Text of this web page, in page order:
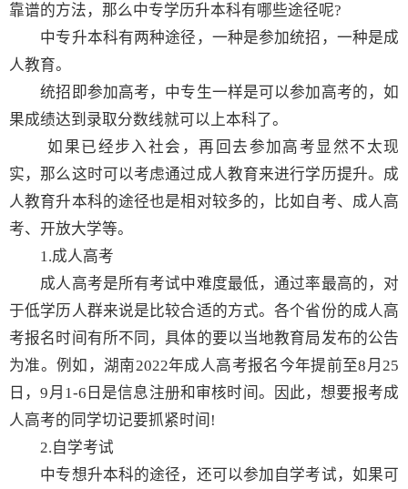
靠谱的方法，那么中专学历升本科有哪些途径呢?
中专升本科有两种途径，一种是参加统招，一种是成
人教育。
统招即参加高考，中专生一样是可以参加高考的，如
果成绩达到录取分数线就可以上本科了。
如果已经步入社会，再回去参加高考显然不太现
实，那么这时可以考虑通过成人教育来进行学历提升。成
人教育升本科的途径也是相对较多的，比如自考、成人高
考、开放大学等。
1.成人高考
成人高考是所有考试中难度最低，通过率最高的，对
于低学历人群来说是比较合适的方式。各个省份的成人高
考报名时间有所不同，具体的要以当地教育局发布的公告
为准。例如，湖南2022年成人高考报名今年提前至8月25
日，9月1-6日是信息注册和审核时间。因此，想要报考成
人高考的同学切记要抓紧时间!
2.自学考试
中专想升本科的途径，还可以参加自学考试，如果可